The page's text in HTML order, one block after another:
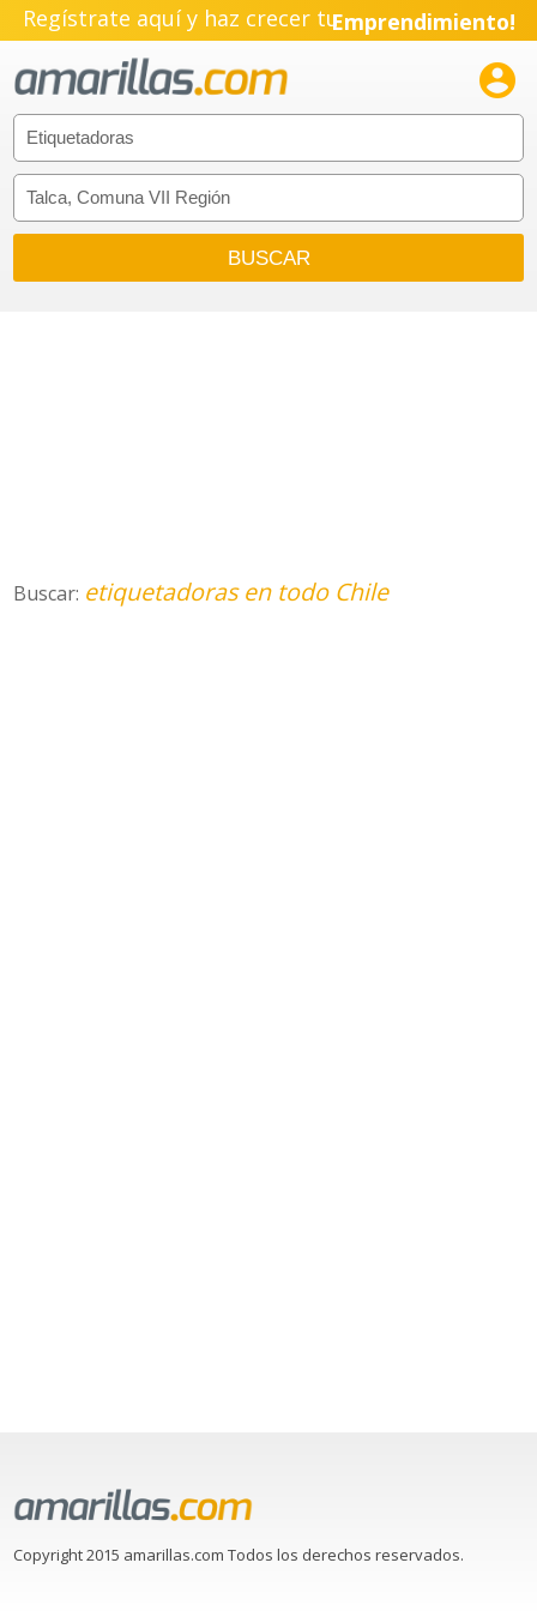
Regístrate aquí y haz crecer tuEmprendimiento!

Buscar: etiquetadoras en todo Chile
Copyright 2015 amarillas.com Todos los derechos reservados.